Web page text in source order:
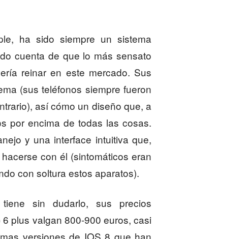
ha sido siempre un sistema
cuenta de que lo más sensato
reinar en este mercado. Sus
(sus teléfonos siempre fueron
así cómo un diseño que, a
por encima de todas las cosas.
y una interface intuitiva que,
con él (sintomáticos eran
con soltura estos aparatos).
sin dudarlo, sus precios
plus valgan 800-900 euros, casi
versiones de IOS 8 que han